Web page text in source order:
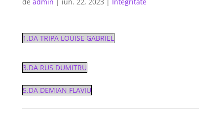
1.DA TRIPA LOUISE GABRIEL
3.DA RUS DUMITRU
5.DA DEMIAN FLAVIU